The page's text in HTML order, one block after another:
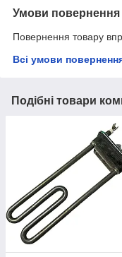
Умови повернення
Повернення товару
Всі умови
Подібні товари